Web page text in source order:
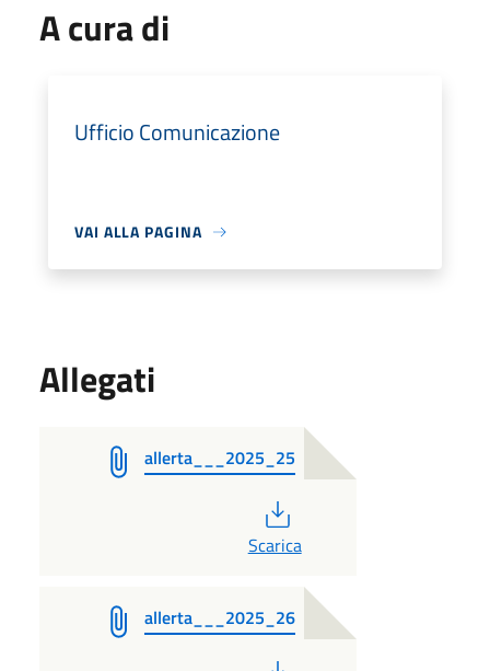
A cura di
Ufficio Comunicazione
VAI ALLA PAGINA
Allegati
allerta___2025_25
Scarica
allerta___2025_26